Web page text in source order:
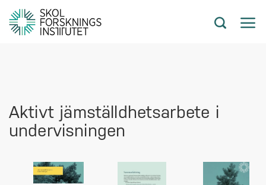
Aktivt jämställdhetsarbete i
undervisningen